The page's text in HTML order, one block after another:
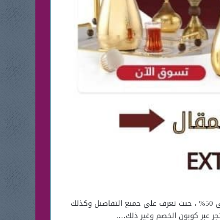
العيد عيدين مع أقوي عروض عيد الفطر في السعودية 1445 من السيف غاليري حيث عيدك فخم بأقوي خصم ويصل الي 50% ، حيث تعرف علي جميع التفاصيل وكذلك
عبر كوبون الخصم وغير ذلك….